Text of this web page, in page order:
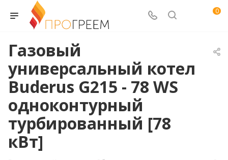
0
Газовый
универсальный котел
Buderus G215 - 78 WS
одноконтурный
турбированный [78
кВт]